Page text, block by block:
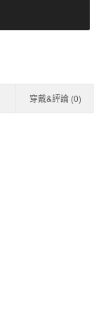
穿戴&評論 (0)